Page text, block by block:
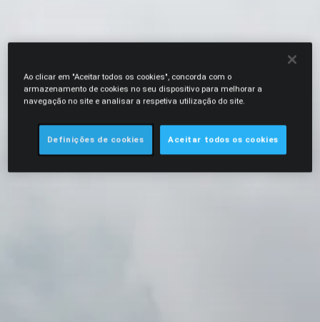
Ao clicar em "Aceitar todos os cookies", concorda com o
armazenamento de cookies no seu dispositivo para melhorar a
navegação no site e analisar a respetiva utilização do site.
Definições de cookies Aceitar todos os cookies